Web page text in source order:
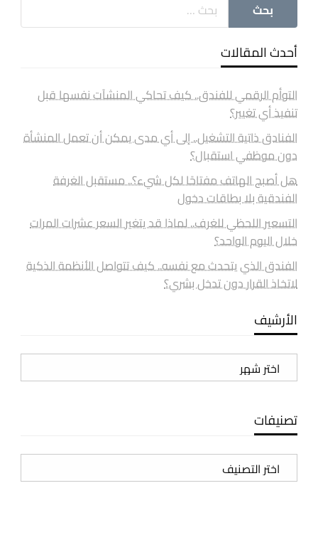
أحدث المقالات
التوأم الرقمي للفندق.. كيف تحاكي المنشآت نفسها قبل
تنفيذ أي تغيير؟
الفنادق ذاتية التشغيل.. إلى أي مدى يمكن أن تعمل المنشأة
دون موظفي استقبال؟
هل أصبح الهاتف مفتاحًا لكل شيء؟.. مستقبل الغرفة
الفندقية بلا بطاقات دخول
التسعير اللحظي للغرف.. لماذا قد يتغير السعر عشرات المرات
خلال اليوم الواحد؟
الفندق الذي يتحدث مع نفسه.. كيف تتواصل الأنظمة الذكية
لاتخاذ القرار دون تدخل بشري؟
الأرشيف
الأرشيف
تصنيفات
تصنيفات